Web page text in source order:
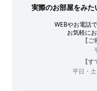
実際のお部屋をみ
WEBやお電話
お気軽に
【
【
平日・